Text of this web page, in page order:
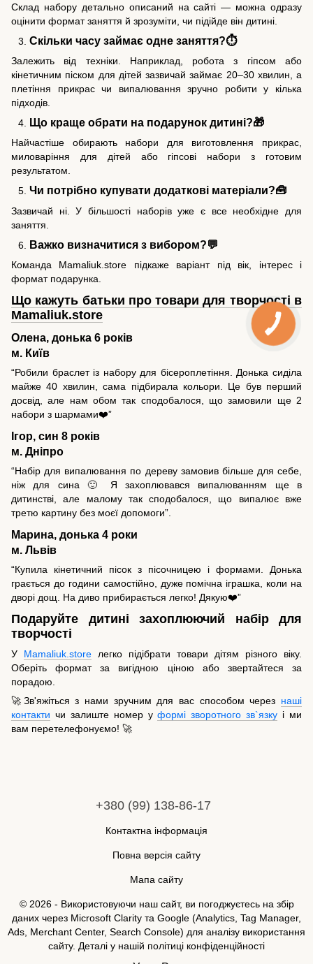
Склад набору детально описаний на сайті — можна одразу
оцінити формат заняття й зрозуміти, чи підійде він дитині.
Скільки часу займає одне заняття?⏱️
Залежить від техніки. Наприклад, робота з гіпсом або
кінетичним піском для дітей зазвичай займає 20–30 хвилин, а
плетіння прикрас чи випалювання зручно робити у кілька
підходів.
Що краще обрати на подарунок дитині?🎁
Найчастіше обирають набори для виготовлення прикрас,
миловаріння для дітей або гіпсові набори з готовим
результатом.
Чи потрібно купувати додаткові матеріали?🧰
Зазвичай ні. У більшості наборів уже є все необхідне для
заняття.
Важко визначитися з вибором?💬
Команда Mamaliuk.store підкаже варіант під вік, інтерес і
формат подарунка.
Що кажуть батьки про товари для творчості в
Mamaliuk.store
Олена, донька 6 років
м. Київ
“Робили браслет із набору для бісероплетіння. Донька сиділа
майже 40 хвилин, сама підбирала кольори. Це був перший
досвід, але нам обом так сподобалося, що замовили ще 2
набори з шармами❤️”
Ігор, син 8 років
м. Дніпро
“Набір для випалювання по дереву замовив більше для себе,
ніж для сина 🙂 Я захоплювався випалюванням ще в
дитинстві, але малому так сподобалося, що випалює вже
третю картину без моєї допомоги”.
Марина, донька 4 роки
м. Львів
“Купила кінетичний пісок з пісочницею і формами. Донька
грається до години самостійно, дуже помічна іграшка, коли на
дворі дощ. На диво прибирається легко! Дякую❤️”
Подаруйте дитині захоплюючий набір для
творчості
У Mamaliuk.store легко підібрати товари дітям різного віку.
Оберіть формат за вигідною ціною або звертайтеся за
порадою.
🚀Зв'яжіться з нами зручним для вас способом через наші
контакти чи залиште номер уформі зворотного зв`язку і ми
вам перетелефонуємо! 🚀
+380 (99) 138-86-17
Контактна інформація
Повна версія сайту
Мапа сайту
© 2026 - Використовуючи наш сайт, ви погоджуєтесь на збір
даних через Microsoft Clarity та Google (Analytics, Tag Manager,
Ads, Merchant Center, Search Console) для аналізу використання
сайту. Деталі у нашій політиці конфіденційності